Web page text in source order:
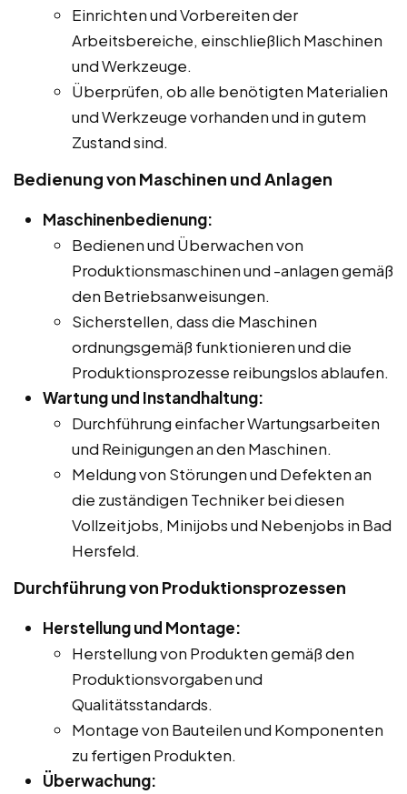
Einrichten und Vorbereiten der
Arbeitsbereiche, einschließlich Maschinen
und Werkzeuge.
Überprüfen, ob alle benötigten Materialien
und Werkzeuge vorhanden und in gutem
Zustand sind.
Bedienung von Maschinen und Anlagen
Maschinenbedienung:
Bedienen und Überwachen von
Produktionsmaschinen und -anlagen gemäß
den Betriebsanweisungen.
Sicherstellen, dass die Maschinen
ordnungsgemäß funktionieren und die
Produktionsprozesse reibungslos ablaufen.
Wartung und Instandhaltung:
Durchführung einfacher Wartungsarbeiten
und Reinigungen an den Maschinen.
Meldung von Störungen und Defekten an
die zuständigen Techniker bei diesen
Vollzeitjobs, Minijobs und Nebenjobs in Bad
Hersfeld.
Durchführung von Produktionsprozessen
Herstellung und Montage:
Herstellung von Produkten gemäß den
Produktionsvorgaben und
Qualitätsstandards.
Montage von Bauteilen und Komponenten
zu fertigen Produkten.
Überwachung: